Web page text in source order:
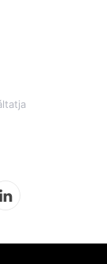
LinkedIn